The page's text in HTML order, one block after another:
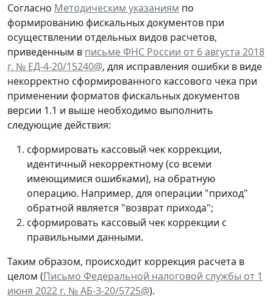
Согласно Методическим указаниям по
формированию фискальных документов при
осуществлении отдельных видов расчетов,
приведенным в письме ФНС России от 6 августа 2018
г. № ЕД-4-20/15240@, для исправления ошибки в виде
некорректно сформированного кассового чека при
применении форматов фискальных документов
версии 1.1 и выше необходимо выполнить
следующие действия:
сформировать кассовый чек коррекции,
идентичный некорректному (со всеми
имеющимися ошибками), на обратную
операцию. Например, для операции "приход"
обратной является "возврат прихода";
сформировать кассовый чек коррекции с
правильными данными.
Таким образом, происходит коррекция расчета в
целом (Письмо Федеральной налоговой службы от 1
июня 2022 г. № АБ-3-20/5725@).